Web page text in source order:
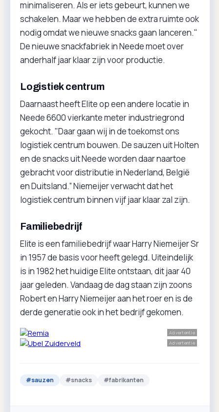
minimaliseren. Als er iets gebeurt, kunnen we
schakelen. Maar we hebben de extra ruimte ook
nodig omdat we nieuwe snacks gaan lanceren."
De nieuwe snackfabriek in Neede moet over
anderhalf jaar klaar zijn voor productie.
Logistiek centrum
Daarnaast heeft Elite op een andere locatie in
Neede 6600 vierkante meter industriegrond
gekocht. "Daar gaan wij in de toekomst ons
logistiek centrum bouwen. De sauzen uit Holten
en de snacks uit Neede worden daar naartoe
gebracht voor distributie in Nederland, België
en Duitsland.” Niemeijer verwacht dat het
logistiek centrum binnen vijf jaar klaar zal zijn.
Familiebedrijf
Elite is een familiebedrijf waar Harry Niemeijer Sr
in 1957 de basis voor heeft gelegd. Uiteindelijk
is in 1982 het huidige Elite ontstaan, dit jaar 40
jaar geleden. Vandaag de dag staan zijn zoons
Robert en Harry Niemeijer aan het roer en is de
derde generatie ook in het bedrijf gekomen.
Advertentie
Advertentie
#sauzen #snacks #fabrikanten